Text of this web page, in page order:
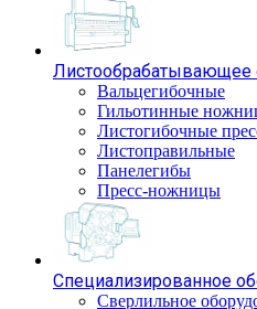
Листообрабатывающее
Вальцегибочные
Гильотинные
Листогибочные
Листоправильные
Панелегибы
Пресс-ножницы
Специализированное
Сверлильное